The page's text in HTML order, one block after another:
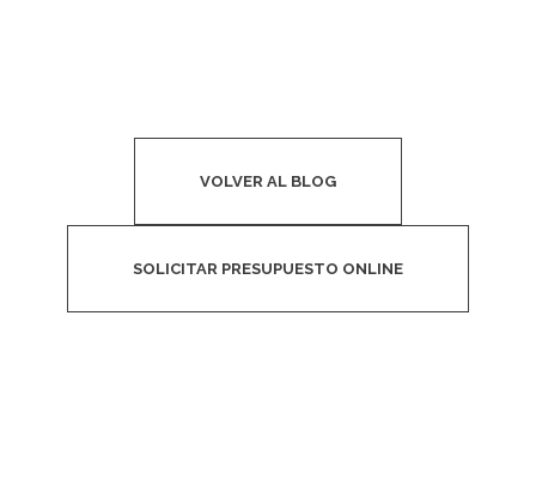
VOLVER AL BLOG
SOLICITAR PRESUPUESTO ONLINE